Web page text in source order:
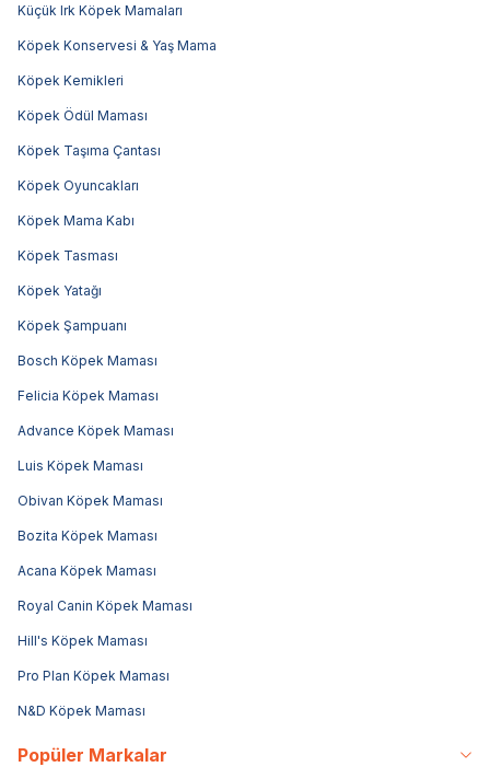
Küçük Irk Köpek Mamaları
Köpek Konservesi & Yaş Mama
Köpek Kemikleri
Köpek Ödül Maması
Köpek Taşıma Çantası
Köpek Oyuncakları
Köpek Mama Kabı
Köpek Tasması
Köpek Yatağı
Köpek Şampuanı
Bosch Köpek Maması
Felicia Köpek Maması
Advance Köpek Maması
Luis Köpek Maması
Obivan Köpek Maması
Bozita Köpek Maması
Acana Köpek Maması
Royal Canin Köpek Maması
Hill's Köpek Maması
Pro Plan Köpek Maması
N&D Köpek Maması
Popüler Markalar